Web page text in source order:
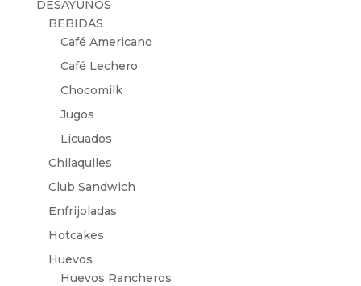
DESAYUNOS
BEBIDAS
Café Americano
Café Lechero
Chocomilk
Jugos
Licuados
Chilaquiles
Club Sandwich
Enfrijoladas
Hotcakes
Huevos
Huevos Rancheros